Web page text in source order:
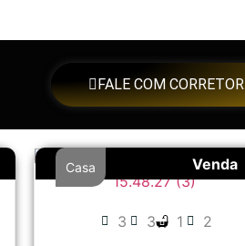
FALE COM CORRETOR
Venda
Casa
3 3 1 2